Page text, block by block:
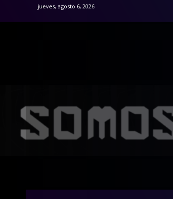
jueves, agosto 6, 2026